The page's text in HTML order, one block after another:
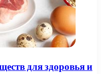
для здоровья и